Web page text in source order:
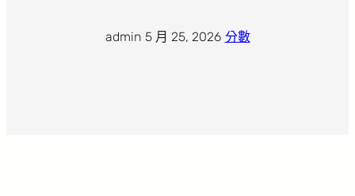
admin· 5 月 25, 2026· 分數